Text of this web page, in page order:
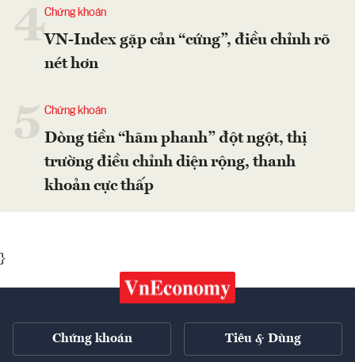
4Chứng khoán
VN-Index gặp cản “cứng”, điều chỉnh rõ
nét hơn
Chứng khoán
Dòng tiền “hãm phanh” đột ngột, thị
trường điều chỉnh diện rộng, thanh
khoản cực thấp
}
Chứng khoán Tiêu & Dùng